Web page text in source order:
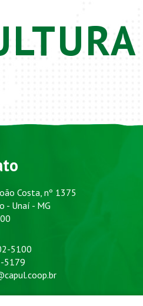
Costa, nº 1375
- Unaí - MG
5100
5179